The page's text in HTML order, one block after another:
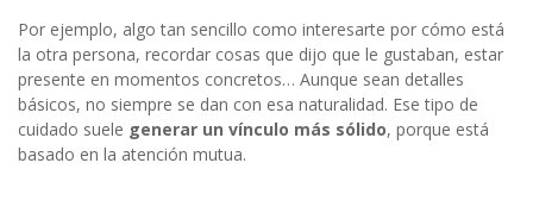
Por ejemplo, algo tan sencillo como interesarte por cómo está
la otra persona, recordar cosas que dijo que le gustaban, estar
presente en momentos concretos… Aunque sean detalles
básicos, no siempre se dan con esa naturalidad. Ese tipo de
cuidado suele generar un vínculo más sólido, porque está
basado en la atención mutua.